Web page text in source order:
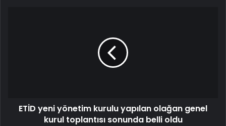
ETİD yeni yönetim kurulu yapılan olağan genel
kurul toplantısı sonunda belli oldu